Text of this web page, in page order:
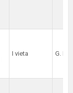
I vieta G.